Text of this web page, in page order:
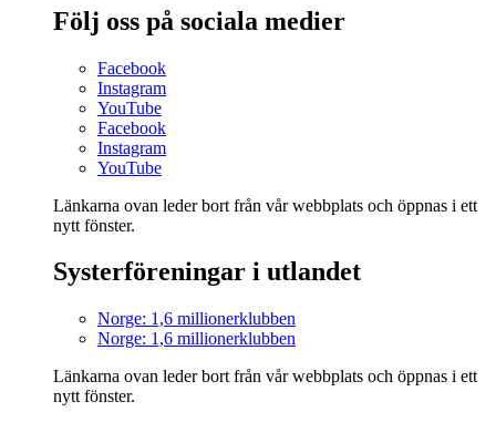
Följ oss på sociala medier
Facebook
Instagram
YouTube
Facebook
Instagram
YouTube
Länkarna ovan leder bort från vår webbplats och öppnas i ett
nytt fönster.
Systerföreningar i utlandet
Norge: 1,6 millionerklubben
Norge: 1,6 millionerklubben
Länkarna ovan leder bort från vår webbplats och öppnas i ett
nytt fönster.